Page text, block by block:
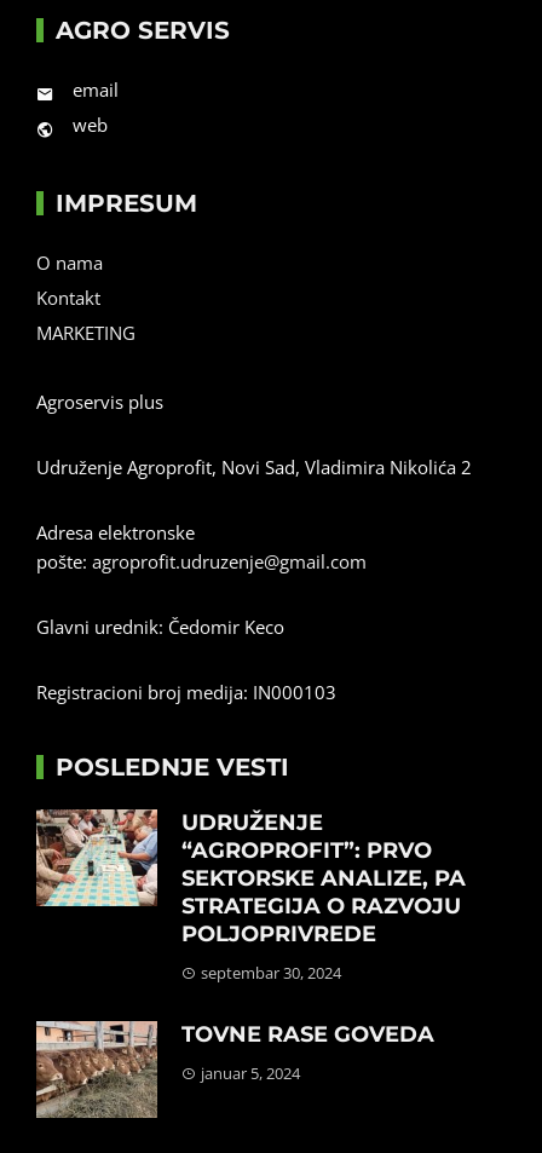
AGRO SERVIS
email
web
IMPRESUM
O nama
Kontakt
MARKETING
Agroservis plus
Udruženje Agroprofit, Novi Sad, Vladimira Nikolića 2
Adresa elektronske
pošte: agroprofit.udruzenje@gmail.com
Glavni urednik: Čedomir Keco
Registracioni broj medija: IN000103
POSLEDNJE VESTI
UDRUŽENJE
“AGROPROFIT”: PRVO
SEKTORSKE ANALIZE, PA
STRATEGIJA O RAZVOJU
POLJOPRIVREDE
septembar 30, 2024
TOVNE RASE GOVEDA
januar 5, 2024